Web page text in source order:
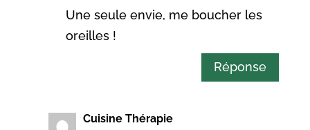
Une seule envie, me boucher les
oreilles !
Réponse
Cuisine Thérapie